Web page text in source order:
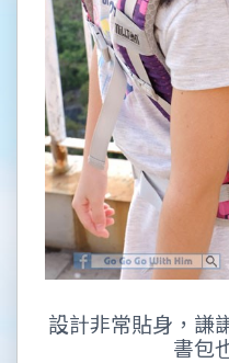
設計非常貼身，謙
書包